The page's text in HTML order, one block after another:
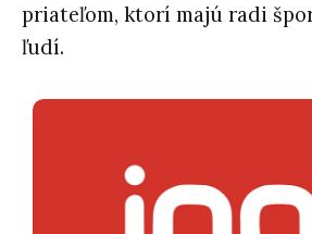
priateľom, ktorí majú radi
ľudí.